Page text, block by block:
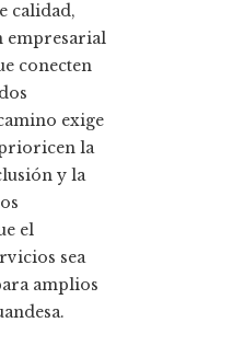
calidad,
empresarial
conecten
exige
la
y la
el
sea
amplios